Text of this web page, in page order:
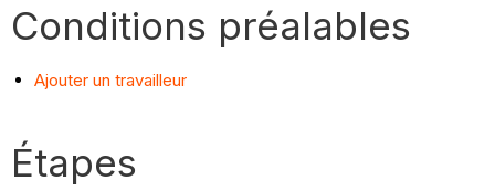
Conditions préalables
Ajouter un travailleur
Étapes